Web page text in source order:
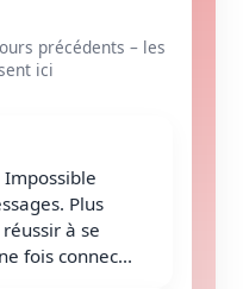
précédents – les
ici
Plus
à se
fois connec...